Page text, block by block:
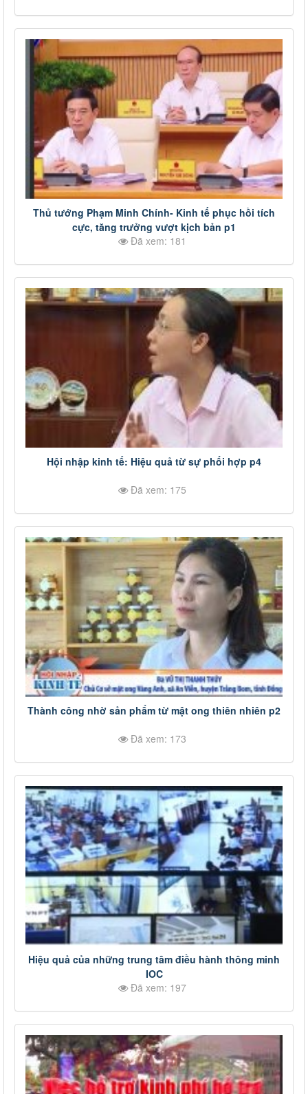
Thủ tướng Phạm Minh Chính- Kinh tế phục hồi tích
cực, tăng trưởng vượt kịch bản p1
Đã xem: 181
Hội nhập kinh tế: Hiệu quả từ sự phối hợp p4
Đã xem: 175
Thành công nhờ sản phẩm từ mật ong thiên nhiên p2
Đã xem: 173
Hiệu quả của những trung tâm điều hành thông minh
IOC
Đã xem: 197